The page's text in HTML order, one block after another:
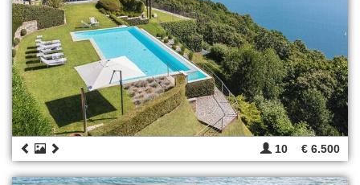
10 € 6.500